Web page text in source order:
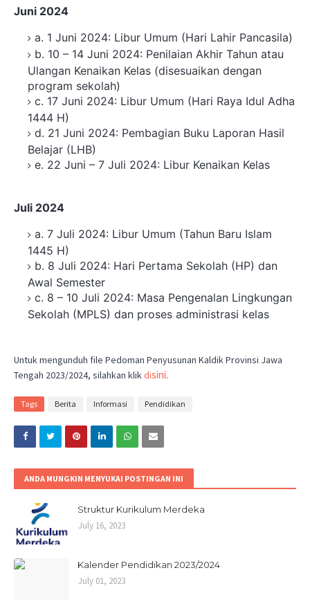
Juni 2024
a. 1 Juni 2024: Libur Umum (Hari Lahir Pancasila)
b. 10 – 14 Juni 2024: Penilaian Akhir Tahun atau
Ulangan Kenaikan Kelas (disesuaikan dengan
program sekolah)
c. 17 Juni 2024: Libur Umum (Hari Raya Idul Adha
1444 H)
d. 21 Juni 2024: Pembagian Buku Laporan Hasil
Belajar (LHB)
e. 22 Juni – 7 Juli 2024: Libur Kenaikan Kelas
Juli 2024
a. 7 Juli 2024: Libur Umum (Tahun Baru Islam
1445 H)
b. 8 Juli 2024: Hari Pertama Sekolah (HP) dan
Awal Semester
c. 8 – 10 Juli 2024: Masa Pengenalan Lingkungan
Sekolah (MPLS) dan proses administrasi kelas
Untuk mengunduh file Pedoman Penyusunan Kaldik Provinsi Jawa
Tengah 2023/2024, silahkan klikdisini.
Tags Berita Informasi Pendidikan
ANDA MUNGKIN MENYUKAI POSTINGAN INI
Struktur Kurikulum Merdeka
July 16, 2023
Kalender Pendidikan 2023/2024
July 01, 2023